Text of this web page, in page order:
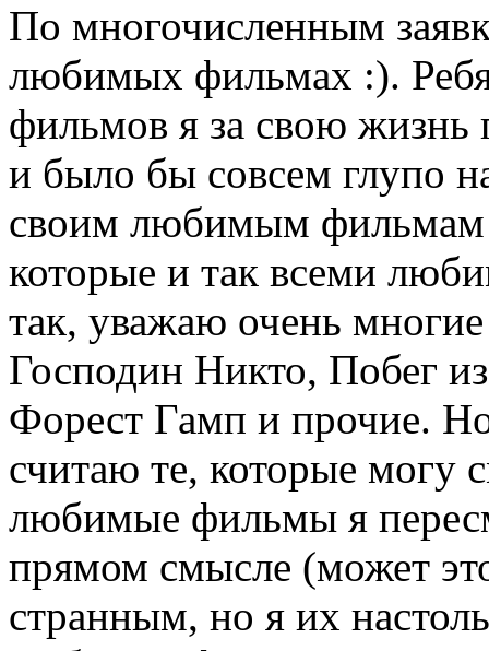
По многочисленным
любимых фильмах :).
фильмов я за свою жизнь
и было бы совсем глупо
своим любимым фильмам
которые и так всеми
так, уважаю очень
Господин Никто, Побег
Форест Гамп и прочие.
считаю те, которые могу
любимые фильмы я
прямом смысле (может
странным, но я их